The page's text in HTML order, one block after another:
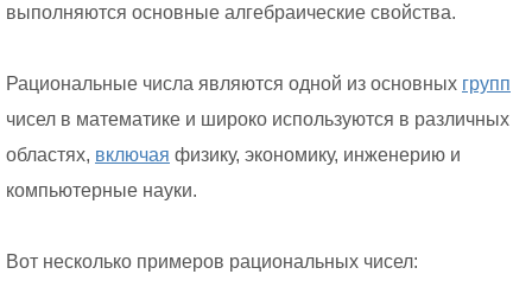
выполняются основные алгебраические свойства.
Рациональные числа являются одной из основных групп
чисел в математике и широко используются в различных
областях, включая физику, экономику, инженерию и
компьютерные науки.
Вот несколько примеров рациональных чисел: